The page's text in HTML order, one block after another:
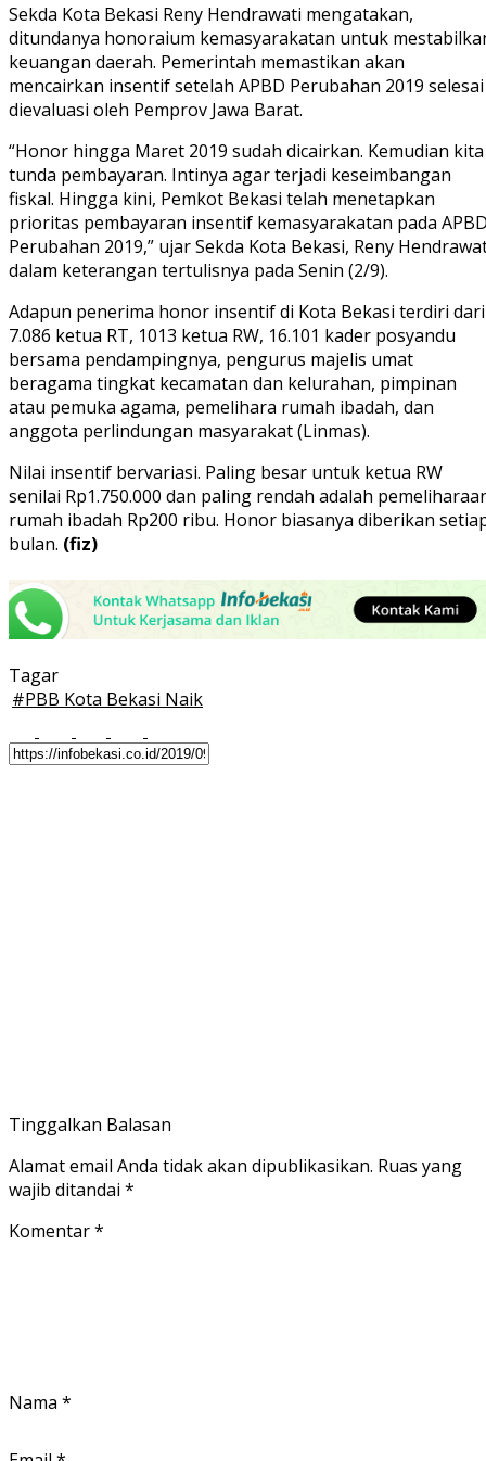
Sekda Kota Bekasi Reny Hendrawati mengatakan,
ditundanya honoraium kemasyarakatan untuk
keuangan daerah. Pemerintah memastikan akan
mencairkan insentif setelah APBD Perubahan 2019 selesai
dievaluasi oleh Pemprov Jawa Barat.
“Honor hingga Maret 2019 sudah dicairkan. Kemudian kita
tunda pembayaran. Intinya agar terjadi keseimbangan
fiskal. Hingga kini, Pemkot Bekasi telah menetapkan
prioritas pembayaran insentif kemasyarakatan pada
Perubahan 2019,” ujar Sekda Kota Bekasi, Reny
dalam keterangan tertulisnya pada Senin (2/9).
Adapun penerima honor insentif di Kota Bekasi terdiri dari
7.086 ketua RT, 1013 ketua RW, 16.101 kader posyandu
bersama pendampingnya, pengurus majelis umat
beragama tingkat kecamatan dan kelurahan, pimpinan
atau pemuka agama, pemelihara rumah ibadah, dan
anggota perlindungan masyarakat (Linmas).
Nilai insentif bervariasi. Paling besar untuk ketua RW
senilai Rp1.750.000 dan paling rendah adalah
rumah ibadah Rp200 ribu. Honor biasanya diberikan
bulan. (fiz)
Tagar
#PBB Kota Bekasi Naik
Tinggalkan Balasan
Alamat email Anda tidak akan dipublikasikan. Ruas yang
wajib ditandai *
Komentar*
Nama *